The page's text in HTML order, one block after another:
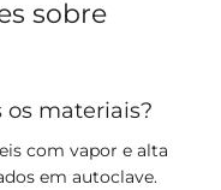
sobre
materiais?
com vapor e alta
em autoclave.